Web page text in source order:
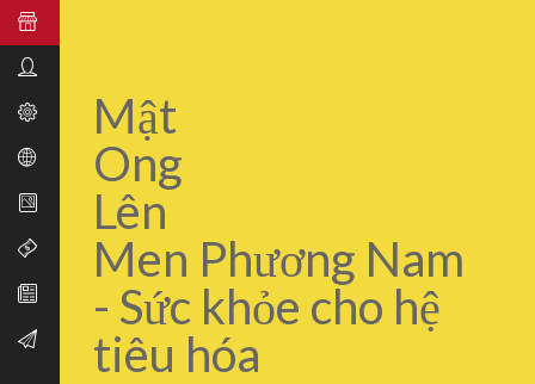
Mật
Ong
Lên
Men Phương Nam
- Sức khỏe cho hệ
tiêu hóa